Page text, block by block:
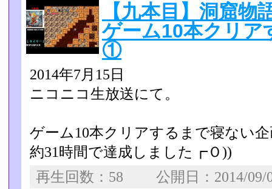
【九本目】洞窟物
ゲーム10本クリア
①
2014年7月15日
ニコニコ生放送にて。
ゲーム10本クリアするまで寝ない
約31時間で達成しました┏Ｏ))
再生回数：58 公開日：2014/